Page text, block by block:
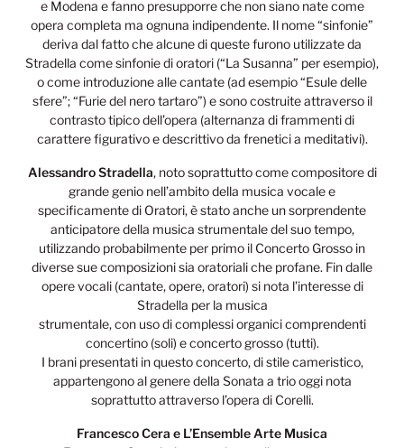
e Modena e fanno presupporre che non siano nate come
opera completa ma ognuna indipendente. Il nome “sinfonie”
deriva dal fatto che alcune di queste furono utilizzate da
Stradella come sinfonie di oratori (“La Susanna” per esempio),
o come introduzione alle cantate (ad esempio “Esule delle
sfere”; “Furie del nero tartaro”) e sono costruite attraverso il
contrasto tipico dell’opera (alternanza di frammenti di
carattere figurativo e descrittivo da frenetici a meditativi).
Alessandro Stradella, noto soprattutto come compositore di
grande genio nell’ambito della musica vocale e
specificamente di Oratori, è stato anche un sorprendente
anticipatore della musica strumentale del suo tempo,
utilizzando probabilmente per primo il Concerto Grosso in
diverse sue composizioni sia oratoriali che profane. Fin dalle
opere vocali (cantate, opere, oratori) si nota l’interesse di
Stradella per la musica
strumentale, con uso di complessi organici comprendenti
concertino (soli) e concerto grosso (tutti).
I brani presentati in questo concerto, di stile cameristico,
appartengono al genere della Sonata a trio oggi nota
soprattutto attraverso l’opera di Corelli.
Francesco Cera e L’Ensemble Arte Musica